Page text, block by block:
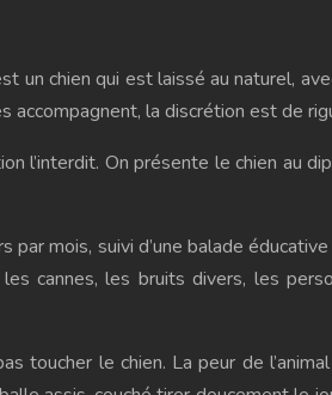
un chien qui est laissé au naturel,
accompagnent, la discrétion est de
l’interdit. On présente le chien au
par mois, suivi d’une balade
cannes, les bruits divers, les
toucher le chien. La peur de